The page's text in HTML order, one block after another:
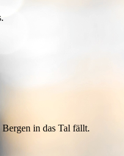
in das Tal fällt.